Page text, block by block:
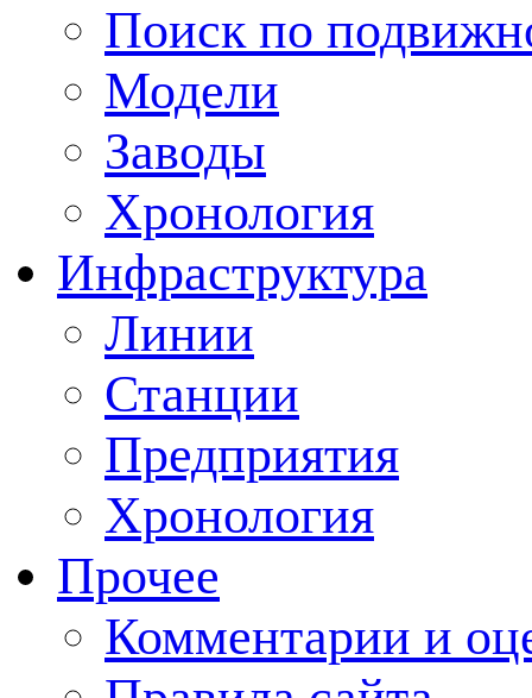
Поиск по
Модели
Заводы
Хронология
Инфраструктура
Линии
Станции
Предприятия
Хронология
Прочее
Комментарии и